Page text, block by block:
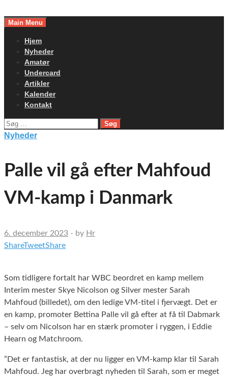
toMain Menu
Hjem
Nyheder
Amatør
Undercard
Artikler
Kalender
Kontakt
Søg
efter:
Nyheder
Palle vil gå efter Mahfoud
VM-kamp i Danmark
6. december 2023 - by Hr
ShareTweetShare
Som tidligere fortalt har WBC beordret en kamp mellem
Interim mester Skye Nicolson og Silver mester Sarah
Mahfoud (billedet), om den ledige VM-titel i fjervægt. Det er
en kamp, promoter Bettina Palle vil gå efter at få til Dabmark
– selv om Nicolson har en stærk promoter i ryggen, i Eddie
Hearn og Matchroom.
”Det er fantastisk, at der nu ligger en VM-kamp klar til Sarah
Mahfoud. Jeg har overbragt nyheden til Sarah, som er meget